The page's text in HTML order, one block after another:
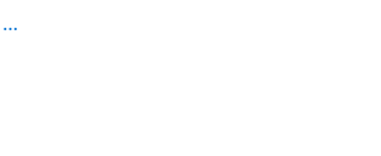
Apple iPhone 14 Pro, 15,5 cm (6.1"), 2556 x 1179 Pixel, 512 GB, 48 MP, iOS 16, Violett